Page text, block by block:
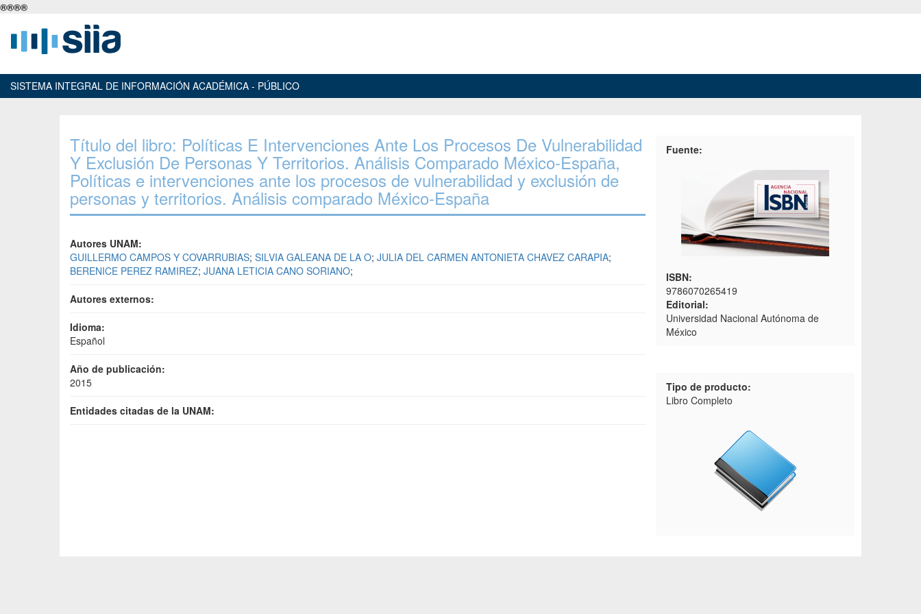
®®®®
SISTEMA INTEGRAL DE INFORMACIÓN ACADÉMICA - PÚBLICO
Título del libro: Políticas E Intervenciones Ante Los Procesos De Vulnerabilidad
Y Exclusión De Personas Y Territorios. Análisis Comparado México-España,
Políticas e intervenciones ante los procesos de vulnerabilidad y exclusión de
personas y territorios. Análisis comparado México-España
Autores UNAM:
GUILLERMO CAMPOS Y COVARRUBIAS; SILVIA GALEANA DE LA O; JULIA DEL CARMEN ANTONIETA CHAVEZ CARAPIA;
BERENICE PEREZ RAMIREZ; JUANA LETICIA CANO SORIANO;
Autores externos:
Idioma:
Español
Año de publicación:
2015
Entidades citadas de la UNAM:
Fuente:
ISBN:
9786070265419
Editorial:
Universidad Nacional Autónoma de
México
Tipo de producto:
Libro Completo